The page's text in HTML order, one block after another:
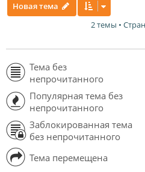
Новая тема
2 темы •
Тема без
непрочитанного
Популярная тема без
непрочитанного
Заблокированная тема
без непрочитанного
Тема перемещена